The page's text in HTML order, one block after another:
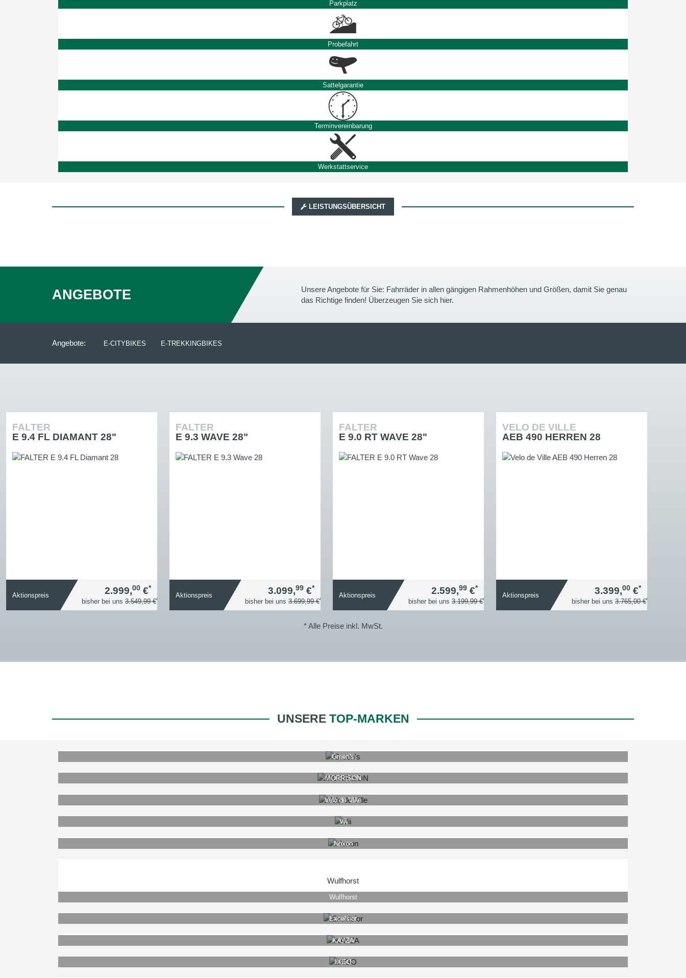
Parkplatz
Probefahrt
Sattelgarantie
Terminvereinbarung
Werkstattservice
LEISTUNGSÜBERSICHT
ANGEBOTE
Unsere Angebote für Sie: Fahrräder in allen gängigen Rahmenhöhen und Größen, damit Sie genau
das Richtige finden! Überzeugen Sie sich hier.
Angebote: E-CITYBIKES E-TREKKINGBIKES
FALTER
E 9.4 FL DIAMANT 28"
Aktionspreis 2.999,00 €*
bisher bei uns 3.549,99 €*
FALTER
E 9.3 WAVE 28"
Aktionspreis 3.099,99 €*
bisher bei uns 3.699,99 €*
FALTER
E 9.0 RT WAVE 28"
Aktionspreis 2.599,99 €*
bisher bei uns 3.199,99 €*
VELO DE VILLE
AEB 490 HERREN 28
Aktionspreis 3.399,00 €*
bisher bei uns 3.765,00 €*
* Alle Preise inkl. MwSt.
UNSERE TOP-MARKEN
Green's
MORRISON
Velo de Ville
Vii
Noxon
Wulfhorst
Wulfhorst
Excelsior
KAYZA
IXGO